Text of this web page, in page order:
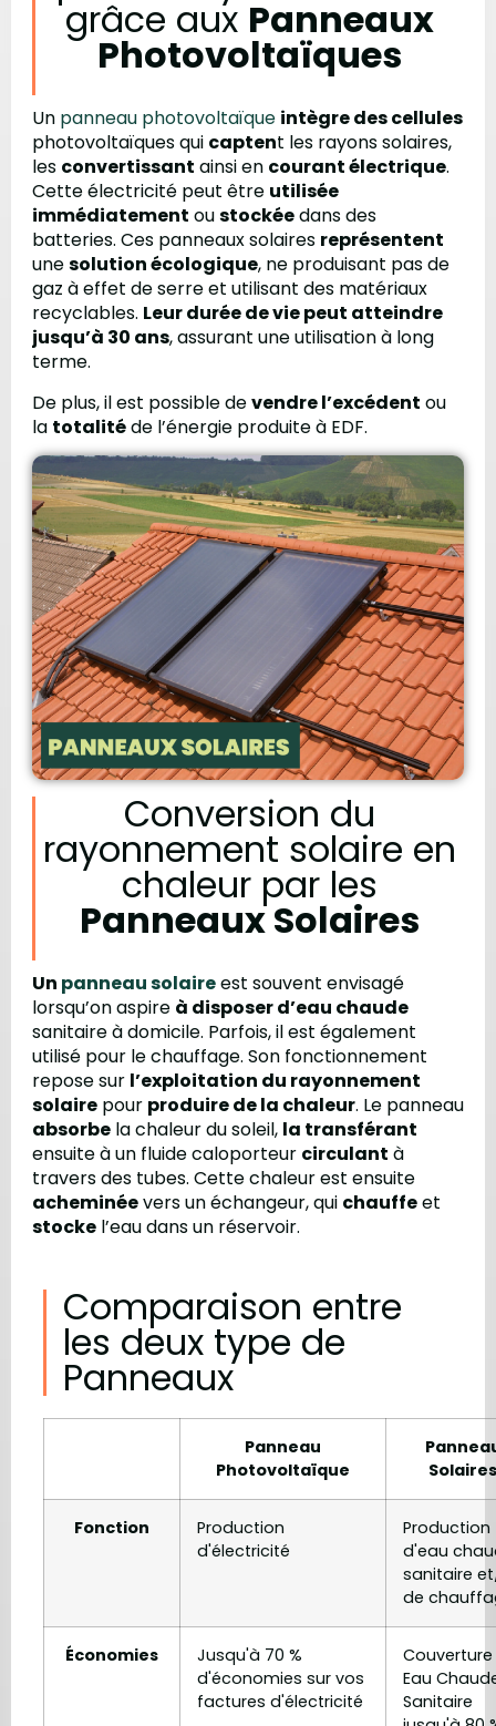
grâce aux Panneaux
Photovoltaïques
Un panneau photovoltaïque intègre des cellules
photovoltaïques qui captent les rayons solaires,
les convertissant ainsi en courant électrique.
Cette électricité peut être utilisée
immédiatement oustockéedans des
batteries. Ces panneaux solaires représentent
unesolution écologique, ne produisant pas de
gaz à effet de serre et utilisant des matériaux
recyclables. Leur durée de vie peut atteindre
jusqu’à 30 ans, assurant une utilisation à long
terme.
De plus, il est possible devendre l’excédent ou
la totalitéde l’énergie produite à EDF.
Conversion du
rayonnement solaire en
chaleur par les
Panneaux Solaires
Un panneau solaireest souvent envisagé
lorsqu’on aspire à disposer d’eau chaude
sanitaire à domicile. Parfois, il est également
utilisé pour le chauffage. Son fonctionnement
repose sur l’exploitation du rayonnement
solairepour produire de la chaleur. Le panneau
absorbela chaleur du soleil, la transférant
ensuite à un fluide caloporteur circulant à
travers des tubes. Cette chaleur est ensuite
acheminéevers un échangeur, qui chauffeet
stockel’eau dans un réservoir.
Comparaison entre
les deux type de
Panneaux
Panneau
Photovoltaïque
Fonction
Production
d'électricité
Production
d'eau
sanitaire
de
Économies
Jusqu'à 70 %
d'économies sur vos
factures d'électricité
Couverture
Eau
Sanitaire